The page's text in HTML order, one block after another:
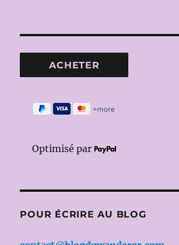
Optimisé par
POUR ÉCRIRE AU BLOG